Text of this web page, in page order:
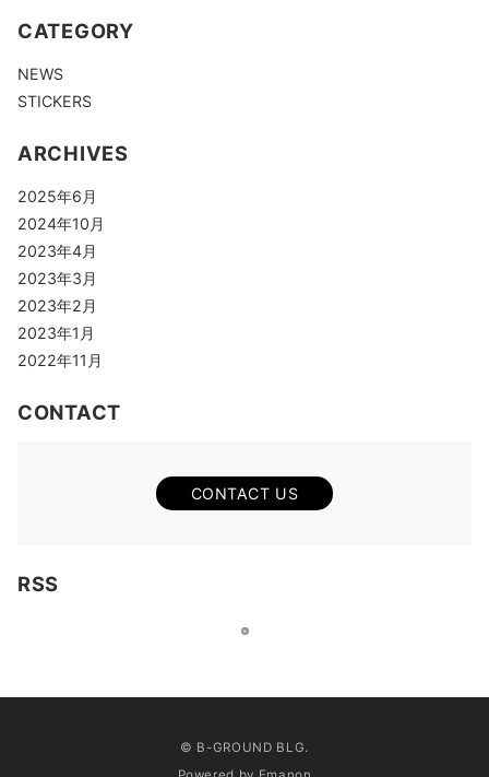
CATEGORY
NEWS
STICKERS
ARCHIVES
2025年6月
2024年10月
2023年4月
2023年3月
2023年2月
2023年1月
2022年11月
CONTACT
CONTACT US
RSS
© B-GROUND BLG.